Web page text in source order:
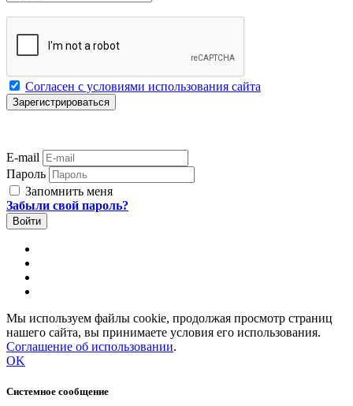
Согласен с условиями использования сайта
E-mail
Пароль
Запомнить меня
Забыли свой пароль?
Мы используем файлы cookie, продолжая просмотр страниц
нашего сайта, вы принимаете условия его использования.
Соглашение об использовании.
OK
Системное сообщение